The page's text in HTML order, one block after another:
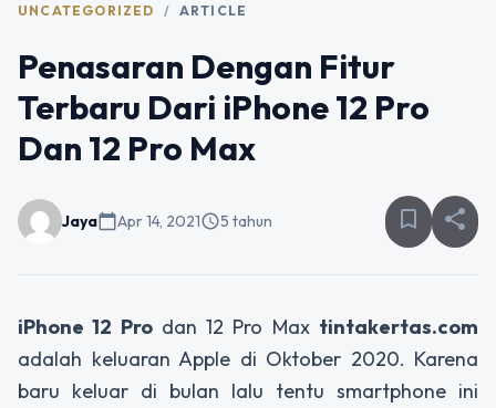
UNCATEGORIZED / ARTICLE
Penasaran Dengan Fitur
Terbaru Dari iPhone 12 Pro
Dan 12 Pro Max
Jayacalendar_todayApr 14, 2021schedule5 tahun bookmark_border share
iPhone 12 Prodan 12 Pro Max tintakertas.com
adalah keluaran Apple di Oktober 2020. Karena
baru keluar di bulan lalu tentu smartphone ini